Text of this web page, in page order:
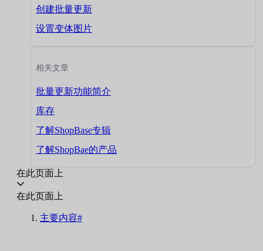
创建批量更新
设置变体图片
相关文章
批量更新功能简介
库存
了解ShopBase专辑
了解ShopBae的产品
在此页面上
在此页面上
主要内容#